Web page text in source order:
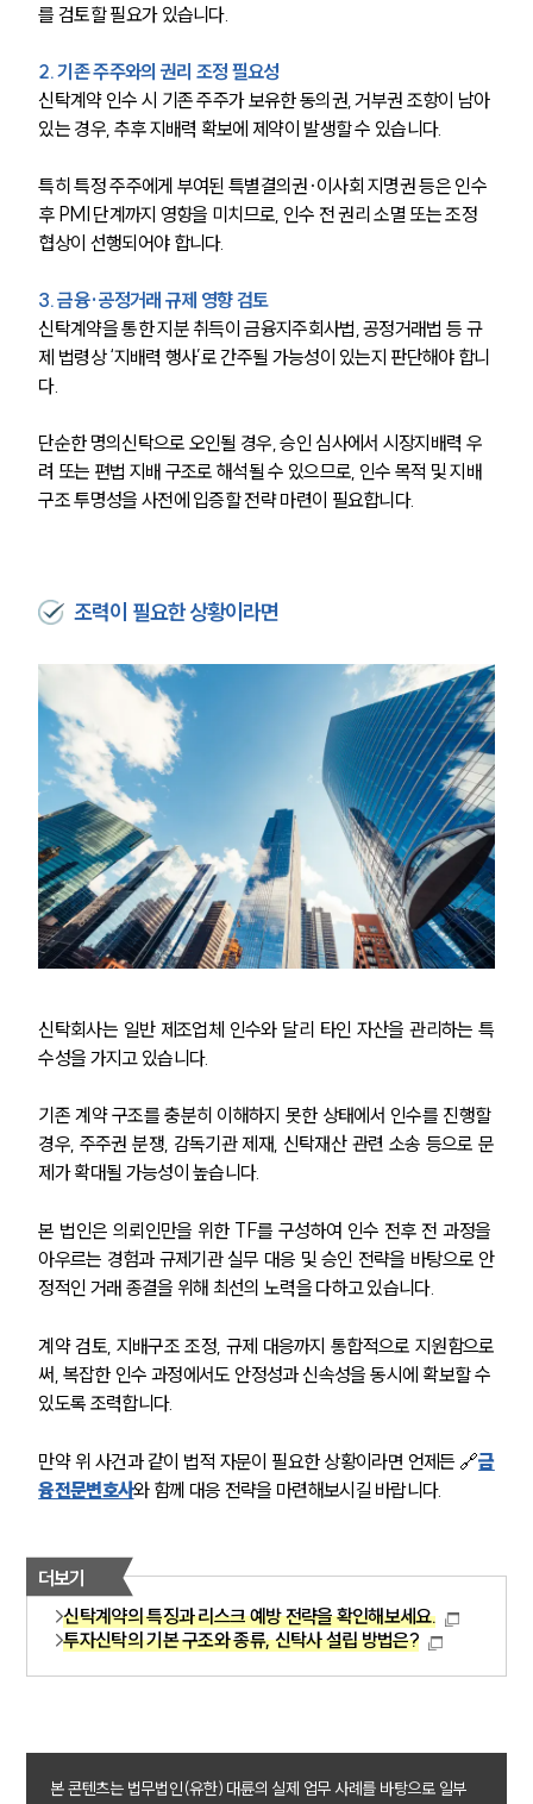
언론보도
공지사항
법률 블로그
법률서식
뉴스레터/브로슈어
세미나
대륜법률상담예약
대륜법률상담예약
를 검토할 필요가 있습니다.
2. 기존 주주와의 권리 조정 필요성
신탁계약 인수 시 기존 주주가 보유한 동의권, 거부권 조항이 남아
있는 경우, 추후 지배력 확보에 제약이 발생할 수 있습니다.
특히 특정 주주에게 부여된 특별결의권·이사회 지명권 등은 인수
후 PMI 단계까지 영향을 미치므로, 인수 전 권리 소멸 또는 조정
협상이 선행되어야 합니다.
3. 금융·공정거래 규제 영향 검토
신탁계약을 통한 지분 취득이 금융지주회사법, 공정거래법 등 규
제 법령상 ‘지배력 행사’로 간주될 가능성이 있는지 판단해야 합니
다.
단순한 명의신탁으로 오인될 경우, 승인 심사에서 시장지배력 우
려 또는 편법 지배 구조로 해석될 수 있으므로, 인수 목적 및 지배
구조 투명성을 사전에 입증할 전략 마련이 필요합니다.
조력이 필요한 상황이라면
신탁회사는 일반 제조업체 인수와 달리 타인 자산을 관리하는 특
수성을 가지고 있습니다.
기존 계약 구조를 충분히 이해하지 못한 상태에서 인수를 진행할
경우, 주주권 분쟁, 감독기관 제재, 신탁재산 관련 소송 등으로 문
제가 확대될 가능성이 높습니다.
본 법인은 의뢰인만을 위한 TF를 구성하여 인수 전후 전 과정을
아우르는 경험과 규제기관 실무 대응 및 승인 전략을 바탕으로 안
정적인 거래 종결을 위해 최선의 노력을 다하고 있습니다.
계약 검토, 지배구조 조정, 규제 대응까지 통합적으로 지원함으로
써, 복잡한 인수 과정에서도 안정성과 신속성을 동시에 확보할 수
있도록 조력합니다.
만약 위 사건과 같이 법적 자문이 필요한 상황이라면 언제든 🔗금
융전문변호사와 함께 대응 전략을 마련해보시길 바랍니다.
더보기
신탁계약의 특징과 리스크 예방 전략을 확인해보세요.
투자신탁의 기본 구조와 종류, 신탁사 설립 방법은?
본 콘텐츠는 법무법인(유한) 대륜의 실제 업무 사례를 바탕으로 일부